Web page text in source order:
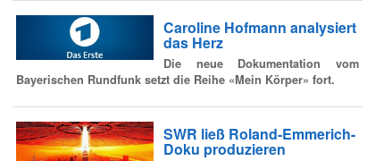
Caroline Hofmann analysiert
das Herz
Die neue Dokumentation vom
Bayerischen Rundfunk setzt die Reihe «Mein Körper» fort.
SWR ließ Roland-Emmerich-
Doku produzieren